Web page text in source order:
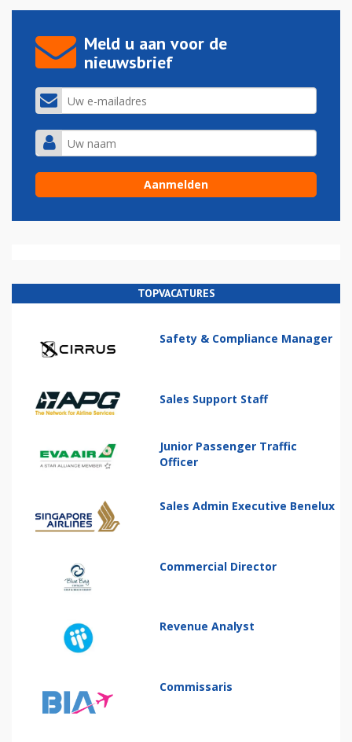
Meld u aan voor de
nieuwsbrief
TOPVACATURES
Safety & Compliance Manager
Sales Support Staff
Junior Passenger Traffic
Officer
Sales Admin Executive Benelux
Commercial Director
Revenue Analyst
Commissaris